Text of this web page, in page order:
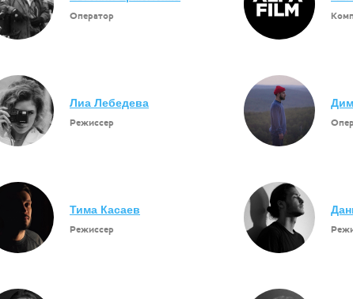
Оператор
Лиа Лебедева
Режиссер
Тима Касаев
Режиссер